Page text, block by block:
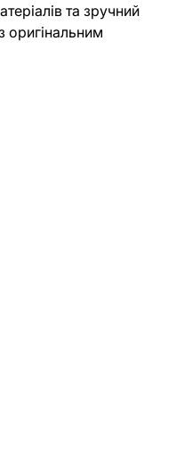
та зручний
оригінальним